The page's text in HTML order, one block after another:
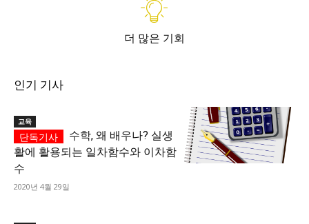
더 많은 기회
인기 기사
교육
수학, 왜 배우나? 실생
활에 활용되는 일차함수와 이차함
수
2020년 4월 29일